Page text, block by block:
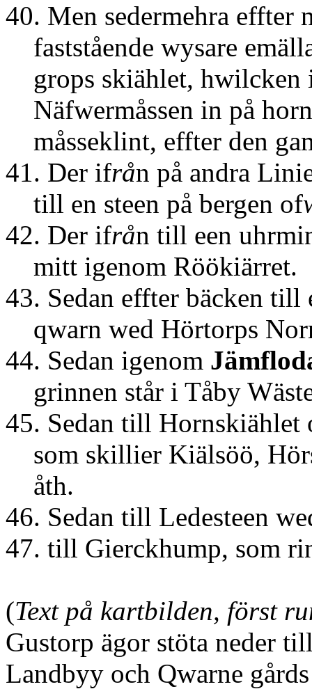
40. Men sedermehra effter
faststående wysare
grops skiählet, hwilcken
Näfwermåssen in på
måsseklint, effter den
41. Der ifrån på andra
till en steen på bergen of
42. Der ifrån till een
mitt igenom Röökiärret.
43. Sedan effter bäcken till
qwarn wed Hörtorps
44. Sedan igenom
grinnen står i Tåby
45. Sedan till Hornskiählet
som skillier Kiälsöö,
åth.
46. Sedan till Ledesteen
47. till Gierckhump, som
(Text på kartbilden, först
Gustorp ägor stöta neder
Landbyy och Qwarne